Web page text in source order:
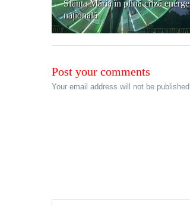
Sfânta Măria în plină criză
națională
Post your comments
Your email address will not be